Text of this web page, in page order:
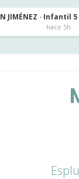
JIMÉNEZ · Infantil
hace 5h